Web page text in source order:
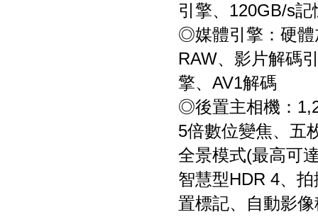
引擎、120GB/s
◎媒體引擎：硬體
RAW、影片解碼
擎、AV1解碼
◎後置主相機：
5倍數位變焦、五
全景模式(最高可
智慧型HDR 4、
置標記、自動影